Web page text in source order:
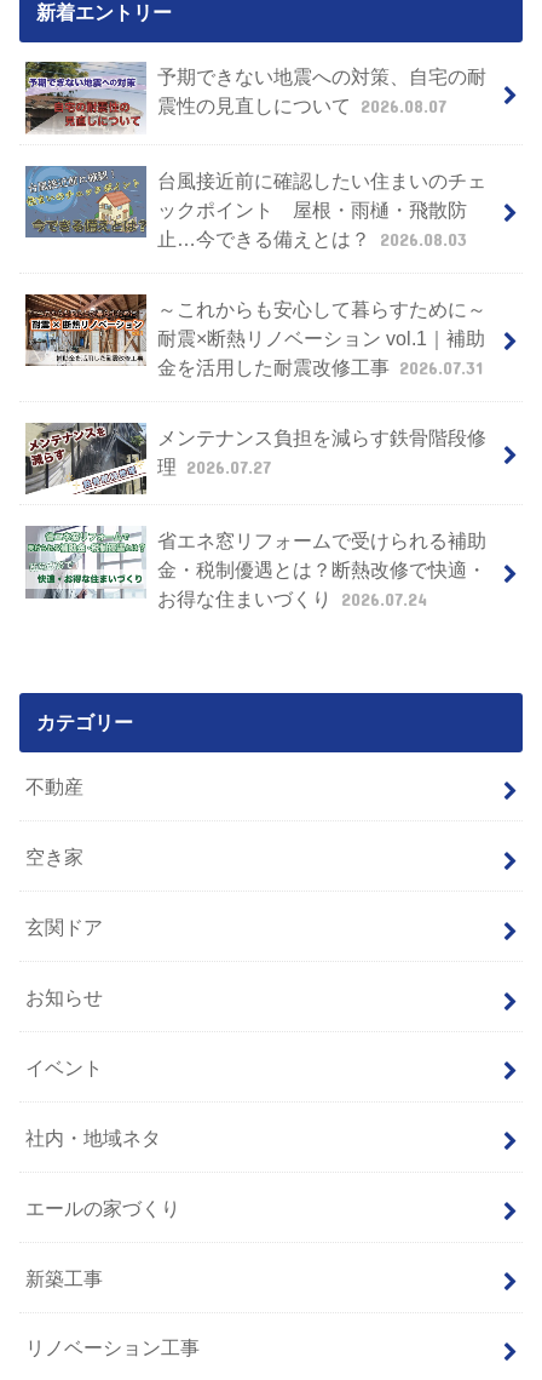
新着エントリー
予期できない地震への対策、自宅の耐
震性の見直しについて
2026.08.07
台風接近前に確認したい住まいのチェ
ックポイント 屋根・雨樋・飛散防
止…今できる備えとは？
2026.08.03
～これからも安心して暮らすために～
耐震×断熱リノベーション vol.1｜補助
金を活用した耐震改修工事 2026.07.31
メンテナンス負担を減らす鉄骨階段修
理 2026.07.27
省エネ窓リフォームで受けられる補助
金・税制優遇とは？断熱改修で快適・
お得な住まいづくり
2026.07.24
カテゴリー
不動産
空き家
玄関ドア
お知らせ
イベント
社内・地域ネタ
エールの家づくり
新築工事
リノベーション工事